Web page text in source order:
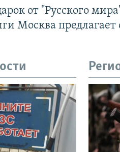
от "Русского
Москва предлагает